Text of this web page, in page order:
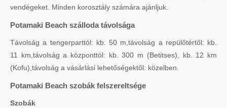
vendégeket. Minden korosztály számára ajánljuk.
Potamaki Beach szálloda távolsága
Távolság a tengerparttól: kb. 50 m,távolság a repülőtértől: kb.
11 km,távolság a központtól: kb. 300 m (Betitses), kb. 12 km
(Kofu),távolság a vásárlási lehetőségektől: közelben.
Potamaki Beach szobák felszereltsége
Szobák